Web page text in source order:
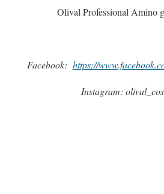
Olival Professional Amino
Facebook: https://
Instagram: